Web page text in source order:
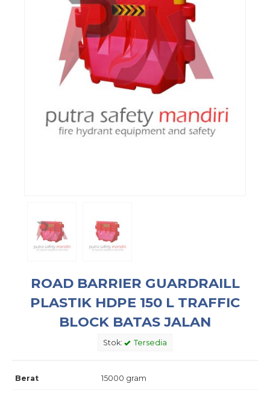
ROAD BARRIER GUARDRAILL
PLASTIK HDPE 150 L TRAFFIC
BLOCK BATAS JALAN
Stok: Tersedia
Berat 15000 gram